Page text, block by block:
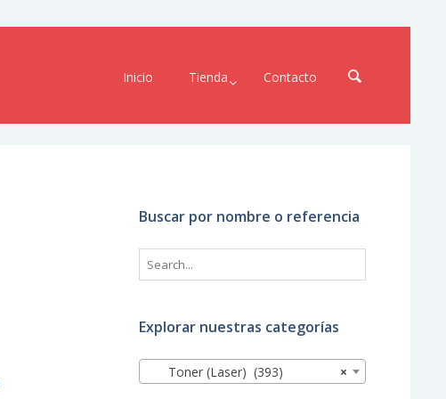
Inicio Tienda Contacto
Buscar por nombre o referencia
Explorar nuestras categorías
×
Toner (Laser) (393)